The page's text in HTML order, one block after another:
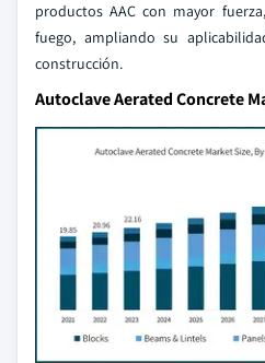
productos AAC con mayor
fuego, ampliando su
construcción.
Autoclave Aerated Concrete